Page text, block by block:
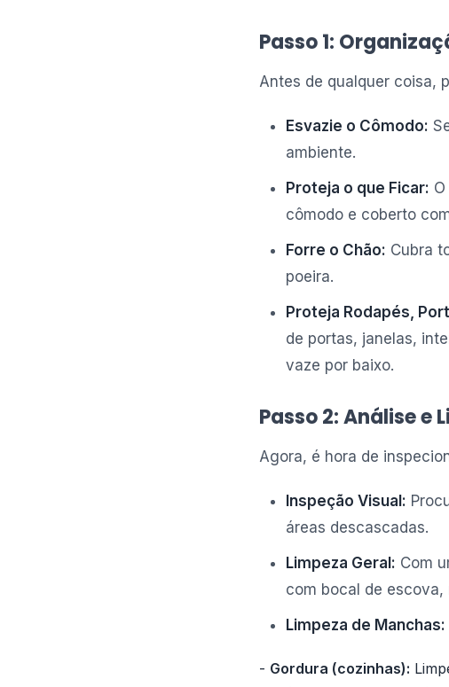
Passo 1:
Antes de qualquer coisa,
Esvazie o Cômodo:
ambiente.
Proteja o que Ficar:
cômodo e coberto
Forre o Chão: Cubra
poeira.
Proteja Rodapés,
de portas, janelas,
vaze por baixo.
Passo 2: Análise e
Agora, é hora de
Inspeção Visual:
áreas descascadas.
Limpeza Geral: Com
com bocal de escova,
Limpeza de Manchas:
- Gordura (cozinhas):